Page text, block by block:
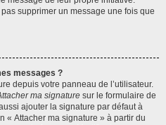
supprimer un message une fois que
messages ?
depuis votre panneau de l’utilisateur.
ma signature sur le formulaire de
ajouter la signature par défaut à
« Attacher ma signature » à partir du